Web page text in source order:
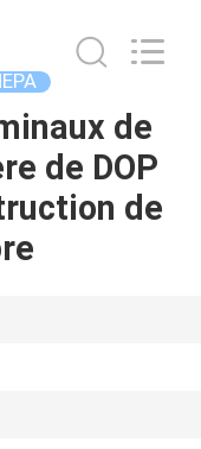
de
de DOP
de